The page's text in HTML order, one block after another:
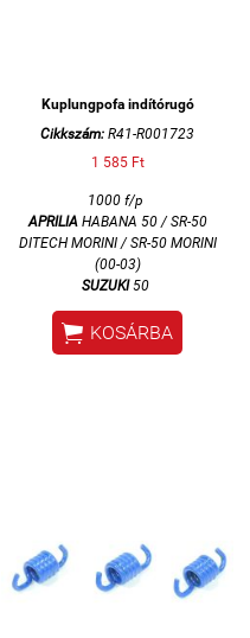
Kuplungpofa indítórugó
Cikkszám: R41-R001723
1 585 Ft
1000 f/p
APRILIA HABANA 50 / SR-50
DITECH MORINI / SR-50 MORINI
(00-03)
SUZUKI50
 KOSÁRBA